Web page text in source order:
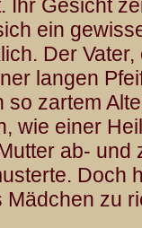
Ihr Gesicht
ein
Der
langen
zartem
wie einer
ab- und
Doch
Mädchen zu